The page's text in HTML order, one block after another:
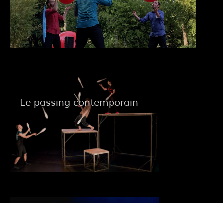
Le passing contemporain